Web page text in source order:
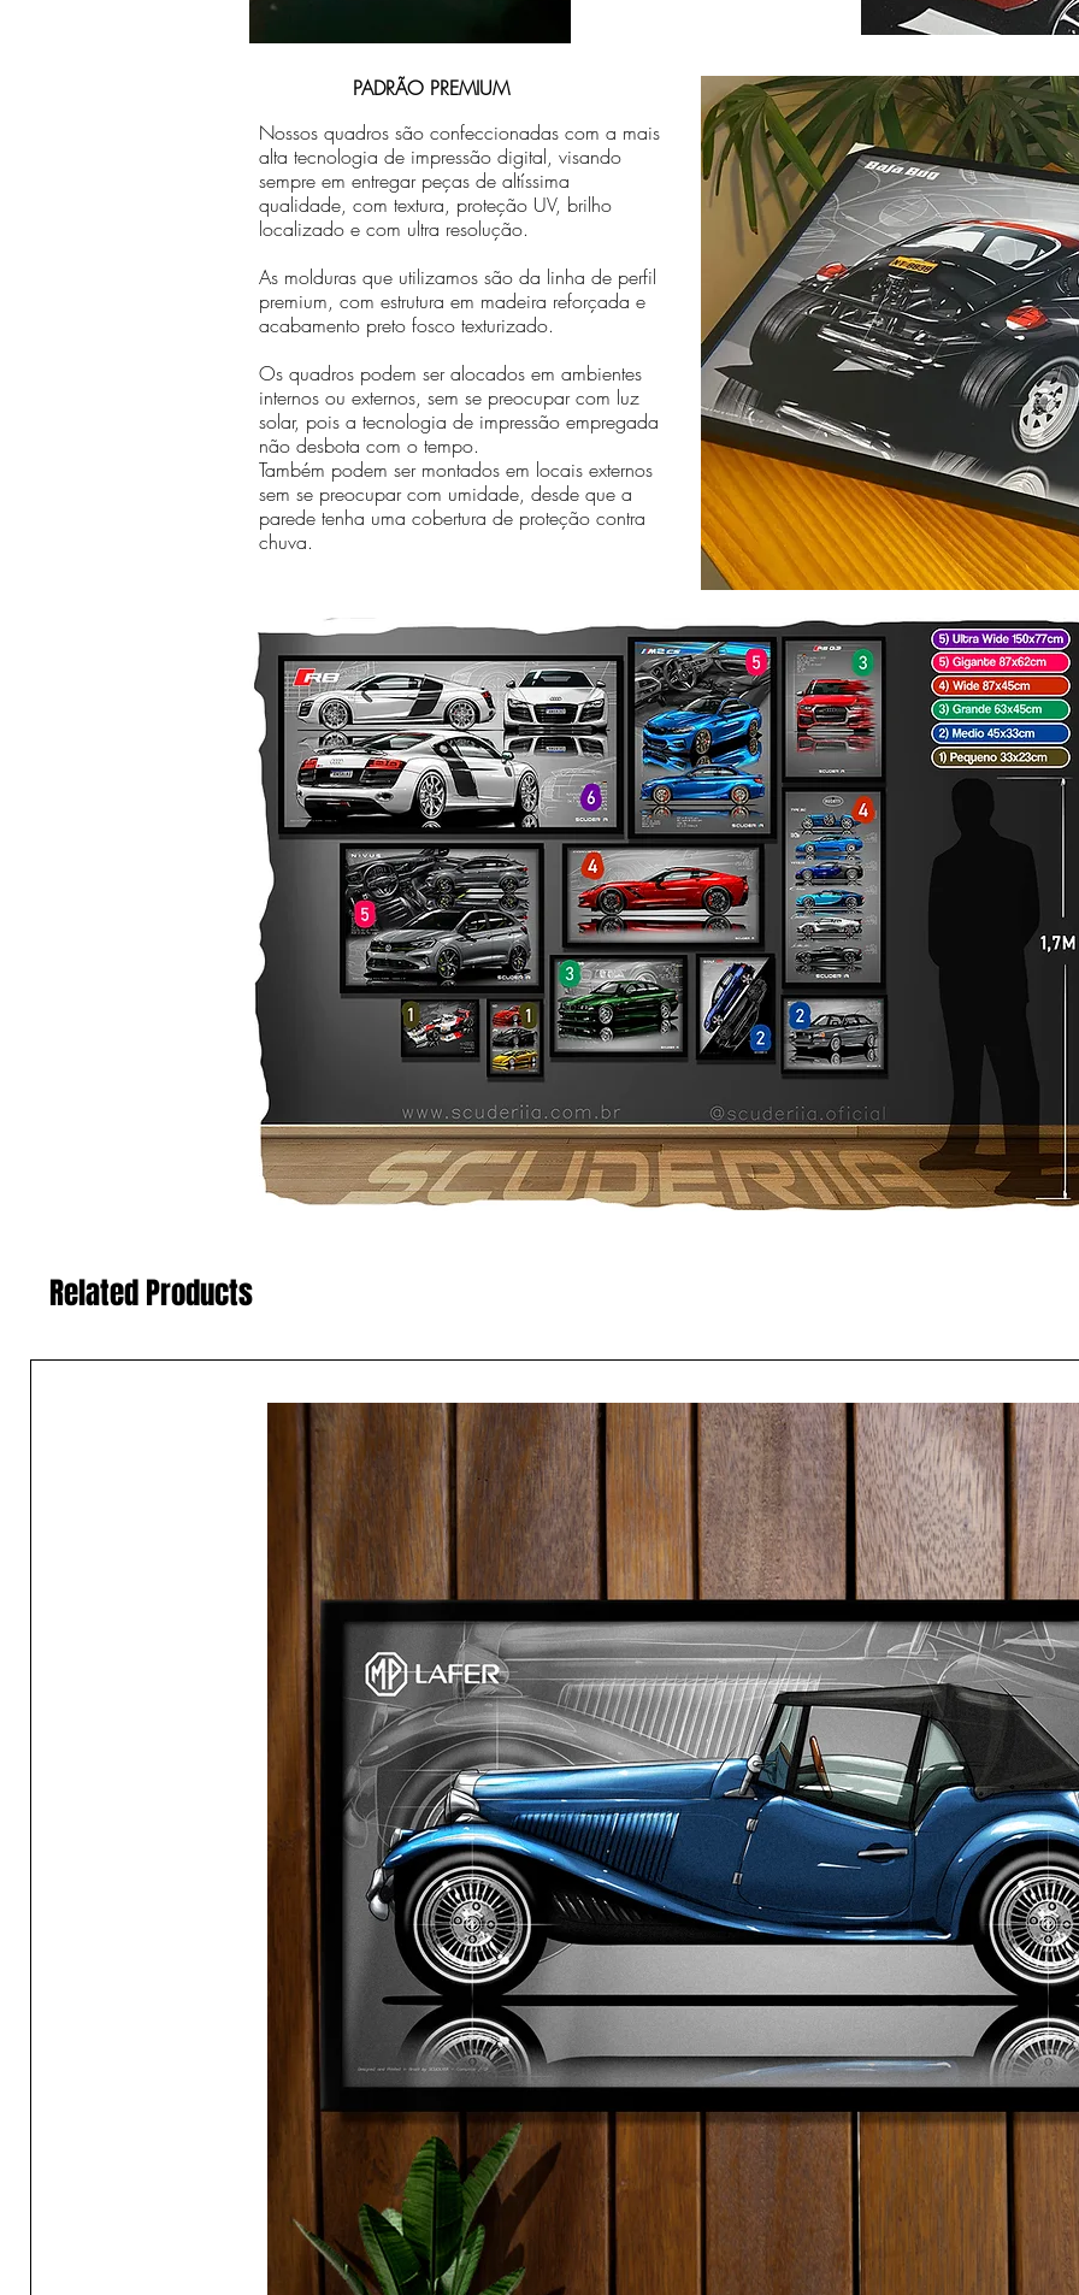
PADRÃO PREMIUM
Nossos quadros são confeccionadas com a mais
alta tecnologia de impressão digital, visando
sempre em entregar peças de altíssima
qualidade, com textura, proteção UV, brilho
localizado e com ultra resolução.
As molduras que utilizamos são da linha de perfil
premium, com estrutura em madeira reforçada e
acabamento preto fosco texturizado.
Os quadros podem ser alocados em ambientes
internos ou externos, sem se preocupar com luz
solar, pois a tecnologia de impressão empregada
não desbota com o tempo.
Também podem ser montados em locais externos
sem se preocupar com umidade, desde que a
parede tenha uma cobertura de proteção contra
chuva.
Related Products